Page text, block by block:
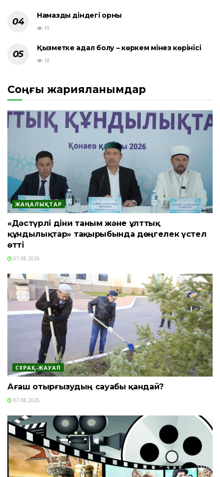
Намаздың діндегі орны
19
Қызметке адал болу – көркем мінез көрінісі
18
Соңғы жарияланымдар
ЖАҢАЛЫҚТАР
«Дәстүрлі діни таным және ұлттық
құндылықтар» тақырыбында дөңгелек үстел
өтті
07.08.2026
СҰРАҚ-ЖАУАП
Ағаш отырғызудың сауабы қандай?
07.08.2026